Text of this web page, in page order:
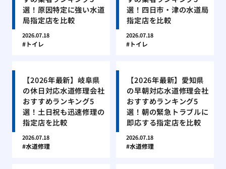
選！原因特定に強い水道
局指定店を比較
2026.07.18
トイレ
選！四日市・津の水道局
指定店を比較
2026.07.18
トイレ
【2026年最新】岐阜県
の休日対応水道修理会社
おすすめランキング5
選！土日祝も迅速修理の
指定店を比較
2026.07.18
水道修理
【2026年最新】愛知県
の早朝対応水道修理会社
おすすめランキング5
選！朝の緊急トラブルに
即応する指定店を比較
2026.07.18
水道修理